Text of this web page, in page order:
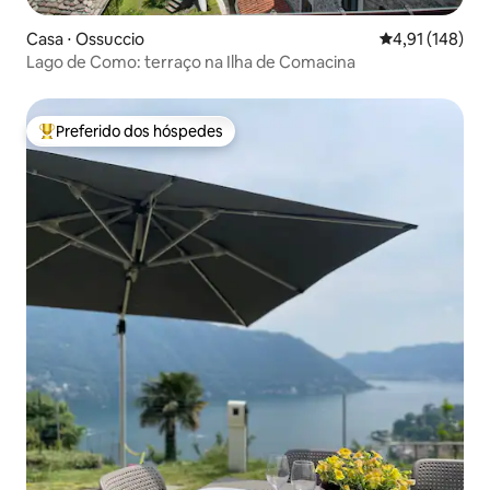
Casa ⋅ Ossuccio 4,91 de uma
4,91 (148)
Lago de Como: terraço na Ilha de Comacina
Entre os melhores preferidos dos hóspedes
Preferido dos hóspedes